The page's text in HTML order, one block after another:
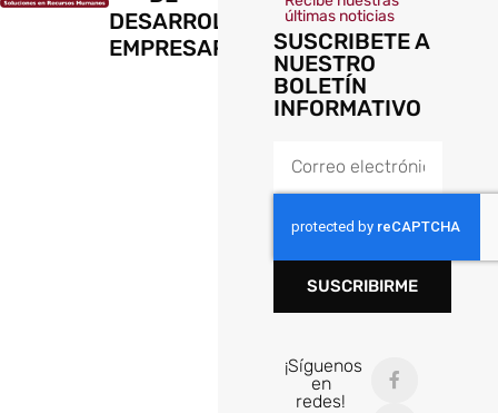
DESARROLLO
EMPRESARIAL
últimas noticias
SUSCRIBETE A
NUESTRO
BOLETÍN
INFORMATIVO
SUSCRIBIRME
¡Síguenos
en
redes!